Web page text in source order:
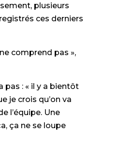
plusieurs
ces derniers
comprend pas »,
pas : « il y a bientôt
je crois qu’on va
l’équipe. Une
ça ne se loupe